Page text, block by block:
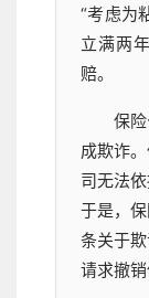
“考虑为
立满两
赔。
保
成欺诈
司无法
于是，
条关于
请求撤销